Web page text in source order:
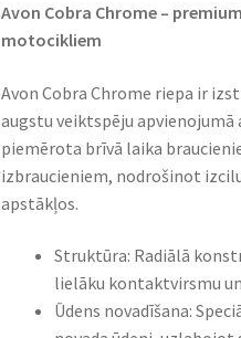
Avon Cobra Chrome –
motocikliem​
Avon Cobra Chrome riepa ir
augstu veiktspēju
piemērota brīvā laika
izbraucieniem, nodrošinot
apstākļos.​
Struktūra: Radiālā
lielāku kontaktvirsmu
Ūdens novadīšana: